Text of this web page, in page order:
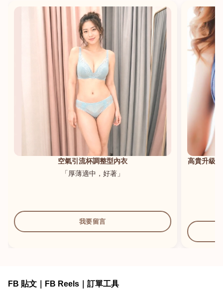
空氣引流杯調整型內衣
「厚薄適中，好著」
我要留言
高貴升級
FB 貼文｜FB Reels｜訂單工具
港澳中文
English